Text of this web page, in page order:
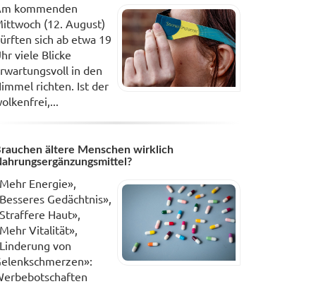
kommenden
(12. August)
sich ab etwa 19
viele Blicke
in den
richten. Ist der
ältere Menschen wirklich
Energie»,
Gedächtnis»,
Haut»,
Vitalität»,
von